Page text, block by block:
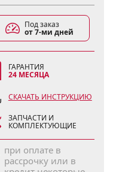
Под заказ
от 7-ми дней
ГАРАНТИЯ
24 МЕСЯЦА
СКАЧАТЬ ИНСТРУКЦИЮ
ЗАПЧАСТИ И
КОМПЛЕКТУЮЩИЕ
при оплате в
рассрочку или в